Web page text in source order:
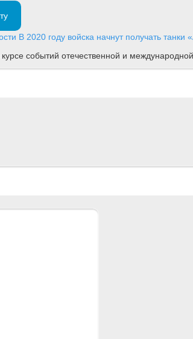
В 2020 году войска начнут получать танки
курсе событий отечественной и